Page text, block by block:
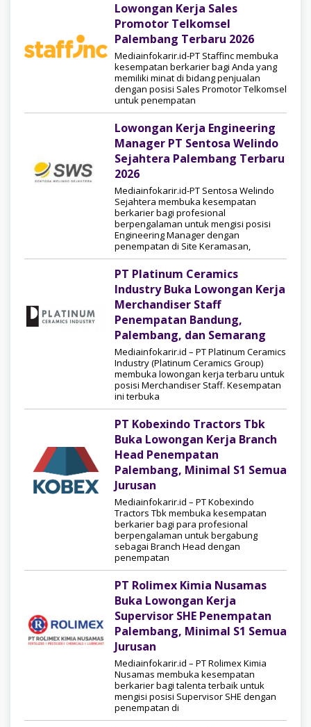
Lowongan Kerja Sales
Promotor Telkomsel
Palembang Terbaru 2026
Mediainfokarir.id-PT Staffinc membuka
kesempatan berkarier bagi Anda yang
memiliki minat di bidang penjualan
dengan posisi Sales Promotor Telkomsel
untuk penempatan
Lowongan Kerja Engineering
Manager PT Sentosa Welindo
Sejahtera Palembang Terbaru
2026
Mediainfokarir.id-PT Sentosa Welindo
Sejahtera membuka kesempatan
berkarier bagi profesional
berpengalaman untuk mengisi posisi
Engineering Manager dengan
penempatan di Site Keramasan,
PT Platinum Ceramics
Industry Buka Lowongan Kerja
Merchandiser Staff
Penempatan Bandung,
Palembang, dan Semarang
Mediainfokarir.id – PT Platinum Ceramics
Industry (Platinum Ceramics Group)
membuka lowongan kerja terbaru untuk
posisi Merchandiser Staff. Kesempatan
ini terbuka
PT Kobexindo Tractors Tbk
Buka Lowongan Kerja Branch
Head Penempatan
Palembang, Minimal S1 Semua
Jurusan
Mediainfokarir.id – PT Kobexindo
Tractors Tbk membuka kesempatan
berkarier bagi para profesional
berpengalaman untuk bergabung
sebagai Branch Head dengan
penempatan
PT Rolimex Kimia Nusamas
Buka Lowongan Kerja
Supervisor SHE Penempatan
Palembang, Minimal S1 Semua
Jurusan
Mediainfokarir.id – PT Rolimex Kimia
Nusamas membuka kesempatan
berkarier bagi talenta terbaik untuk
mengisi posisi Supervisor SHE dengan
penempatan di